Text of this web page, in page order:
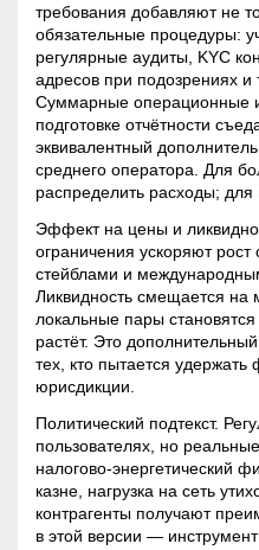
требования добавляют не
обязательные процедуры:
регулярные аудиты, KYC
адресов при подозрениях
Суммарные операционные
подготовке отчётности
эквивалентный
среднего оператора. Для
распределить расходы;
Эффект на цены и
ограничения ускоряют
стейблами и
Ликвидность смещается на
локальные пары
растёт. Это
тех, кто пытается удержать
юрисдикции.
Политический подтекст.
пользователях, но
налогово-энергетический
казне, нагрузка на сеть
контрагенты получают
в этой версии —